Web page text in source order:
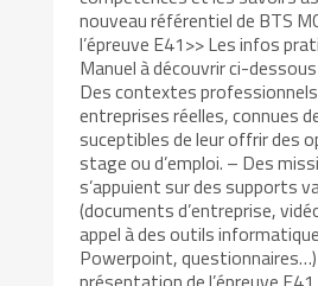
nouveau référentiel de BTS
l’épreuve E41>> Les infos
Manuel à découvrir ci-
Des contextes
entreprises réelles, connues
suceptibles de leur offrir des
stage ou d’emploi. – Des
s’appuient sur des supports
(documents d’entreprise,
appel à des outils
Powerpoint, questionnaires…)